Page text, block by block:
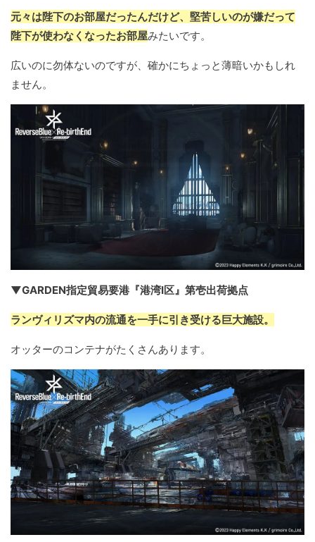
元々は陛下のお部屋だったんだけど、堅苦しいのが嫌だって
陛下が使わなくなったお部屋みたいです。
広いのに勿体ないのですが、確かにちょっと薄暗いかもしれ
ません。
▼GARDEN指定貿易要港『港湾Ⅰ区』第壱出荷拠点
ランヴィリズマ内の流通を一手に引き受ける巨大施設。
オッターのコンテナがたくさんあります。